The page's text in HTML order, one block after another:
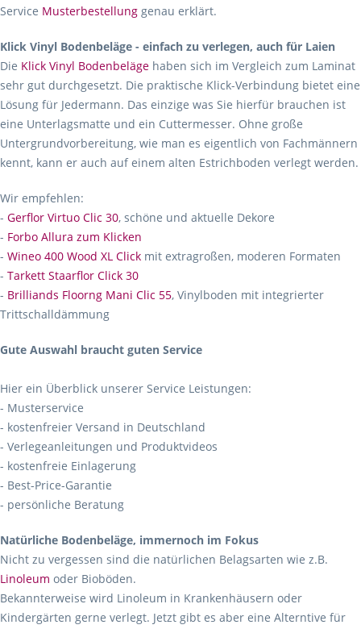
Service Musterbestellung genau erklärt.
Klick Vinyl Bodenbeläge - einfach zu verlegen, auch für Laien
Die Klick Vinyl Bodenbeläge haben sich im Vergleich zum Laminat
sehr gut durchgesetzt. Die praktische Klick-Verbindung bietet eine
Lösung für Jedermann. Das einzige was Sie hierfür brauchen ist
eine Unterlagsmatte und ein Cuttermesser. Ohne große
Untergrundvorbereitung, wie man es eigentlich von Fachmännern
kennt, kann er auch auf einem alten Estrichboden verlegt werden.
Wir empfehlen:
- Gerflor Virtuo Clic 30, schöne und aktuelle Dekore
- Forbo Allura zum Klicken
- Wineo 400 Wood XL Click mit extragroßen, moderen Formaten
- Tarkett Staarflor Click 30
- Brilliands Floorng Mani Clic 55, Vinylboden mit integrierter
Trittschalldämmung
Gute Auswahl braucht guten Service
Hier ein Überblick unserer Service Leistungen:
- Musterservice
- kostenfreier Versand in Deutschland
- Verlegeanleitungen und Produktvideos
- kostenfreie Einlagerung
- Best-Price-Garantie
- persönliche Beratung
Natürliche Bodenbeläge, immernoch im Fokus
Nicht zu vergessen sind die natürlichen Belagsarten wie z.B.
Linoleum oder Bioböden.
Bekannterweise wird Linoleum in Krankenhäusern oder
Kindergärten gerne verlegt. Jetzt gibt es aber eine Alterntive für